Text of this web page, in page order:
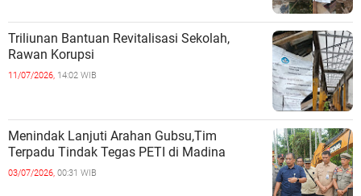
Triliunan Bantuan Revitalisasi Sekolah,
Rawan Korupsi
11/07/2026, 14:02 WIB
Menindak Lanjuti Arahan Gubsu,Tim
Terpadu Tindak Tegas PETI di Madina
03/07/2026, 00:31 WIB